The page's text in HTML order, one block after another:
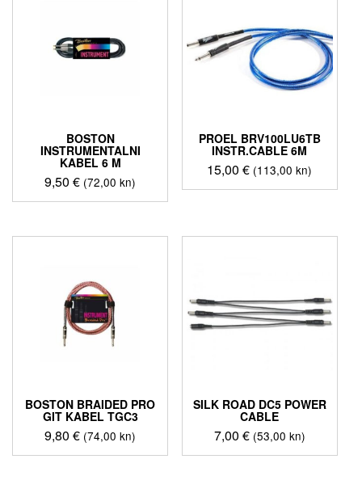
BOSTON
INSTRUMENTALNI
KABEL 6 M
9,50€ (72,00 kn)
PROEL BRV100LU6TB
INSTR.CABLE 6M
15,00€ (113,00 kn)
BOSTON BRAIDED PRO
GIT KABEL TGC3
9,80€ (74,00 kn)
SILK ROAD DC5 POWER
CABLE
7,00 € (53,00 kn)